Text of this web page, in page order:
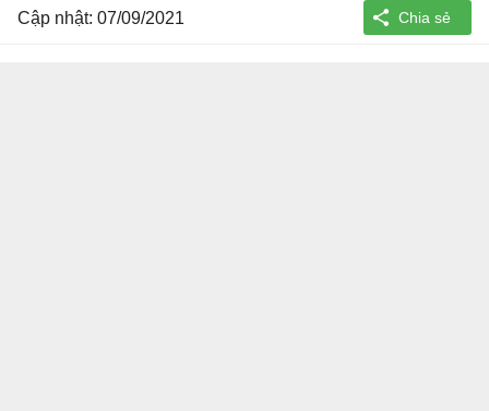
Cập nhật: 07/09/2021